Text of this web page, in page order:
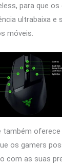
para que
ultrabaixa e
móveis.
também
os gamers
com as suas